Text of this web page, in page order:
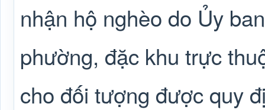
nhận hộ nghèo do Ủy
phường, đặc khu trực
cho đối tượng được quy